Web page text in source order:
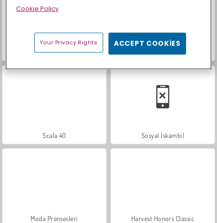
Masha and the Bear: Meadows Farm Merge Valley
Scala 40 Sosyal İskambil
Moda Prensesleri Harvest Honors Classic
Cookie Policy
Your Privacy Rights ACCEPT COOKIES